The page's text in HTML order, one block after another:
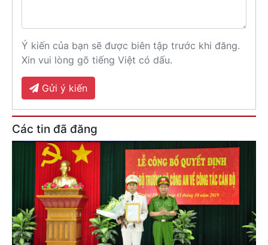
Ý kiến của bạn sẽ được biên tập trước khi đăng.
Xin vui lòng gõ tiếng Việt có dấu.
Gửi ý kiến
Các tin đã đăng